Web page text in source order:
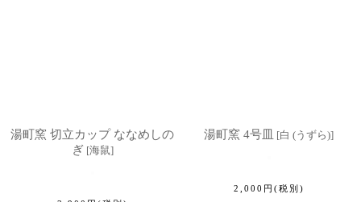
湯町窯 切立カップ ななめしの
ぎ [海鼠]
湯町窯 4号皿 [白 (うずら)]
2,000 円 (税別)